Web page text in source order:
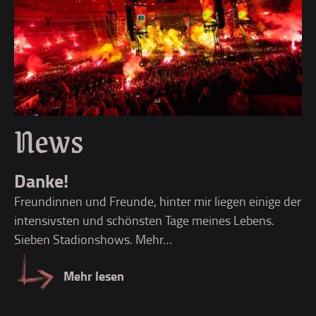
News
Danke!
Freundinnen und Freunde, hinter mir liegen einige der
intensivsten und schönsten Tage meines Lebens.
Sieben Stadionshows. Mehr…
Mehr lesen